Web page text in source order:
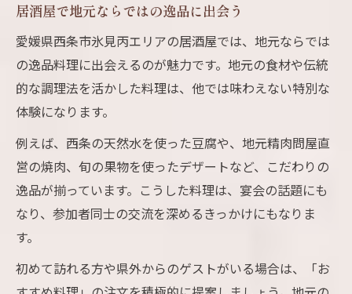
居酒屋で地元ならではの逸品に出会う
愛媛県西条市氷見丙エリアの居酒屋では、地元ならでは
の逸品料理に出会えるのが魅力です。地元の食材や伝統
的な調理法を活かした料理は、他では味わえない特別な
体験になります。
例えば、西条の天然水を使った豆腐や、地元精肉問屋直
営の焼肉、旬の果物を使ったデザートなど、こだわりの
逸品が揃っています。こうした料理は、宴会の話題にも
なり、参加者同士の交流を深めるきっかけにもなりま
す。
初めて訪れる方や県外からのゲストがいる場合は、「お